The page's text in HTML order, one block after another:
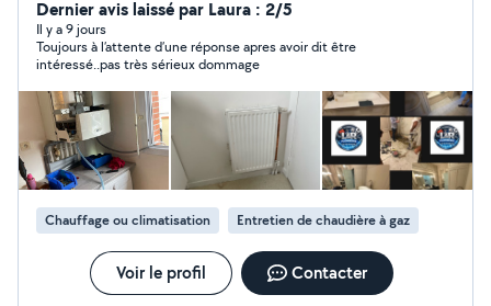
Je suis artisan plombier chauffagiste indépendant,
disponible 24h/24 et 7j/7, pour tous vos travaux de
plomberie et chauffage, dépannage urgent ou projet
d'installation ou de rénovation. Mes prestations
professionnelles : - Dépannage urgent : fuite d'eau, WC
bouchés, canalisations obstruées. - Dépannage et
entretien de chaudière toutes marques. - Installation et
remplacement : chauffe-eau, robinets, radiateurs. -
Rénovation complète de salle de bain : douche,
baignoire, robinetterie, meuble. ️ - Chauffagiste Toulouse
: pose, réparation et optimisation de vos équipements.
- Pourquoi me choisir - Intervention rapide et soignée
dans toute la métropole toulousaine - Devis gratuit et
prix transparents, sans mauvaise surprise Contacter-moi
Dernier avis laissé par Laura : 2/5
Il y a 9 jours
Toujours à l’attente d’une réponse apres avoir dit être
intéressé..pas très sérieux dommage
Chauffage ou climatisation Entretien de chaudière à gaz
Voir le profil Contacter